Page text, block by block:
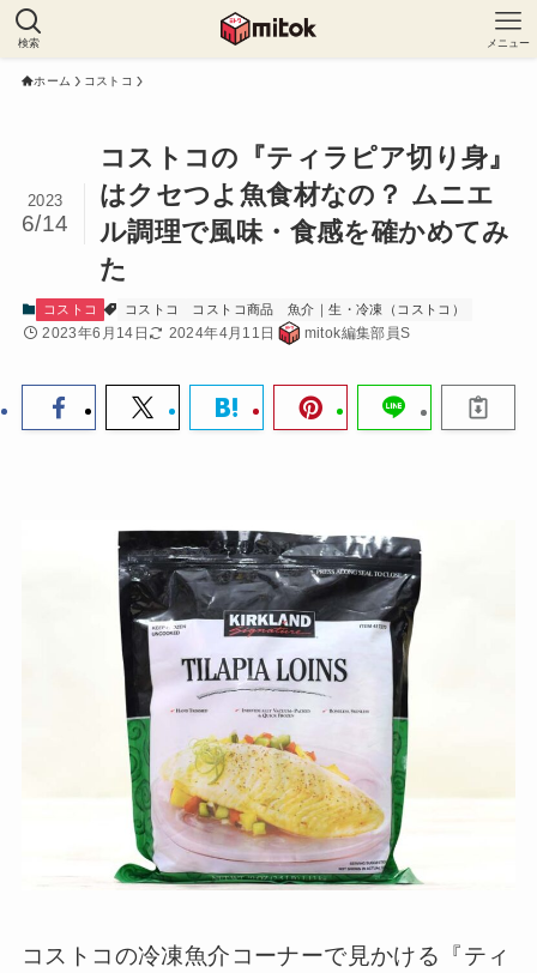
検索 メニュー
ホーム コストコ
コストコの『ティラピア切り身』
はクセつよ魚食材なの？ ムニエ
ル調理で風味・食感を確かめてみ
た
2023
6/14
コストコ コストコ コストコ商品 魚介｜生・冷凍（コストコ）
2023年6月14日 2024年4月11日 mitok編集部員S
コストコの冷凍魚介コーナーで見かける『ティ